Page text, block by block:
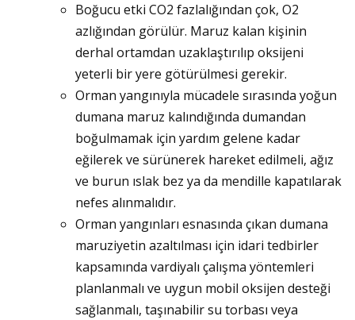
Boğucu etki CO2 fazlalığından çok, O2
azlığından görülür. Maruz kalan kişinin
derhal ortamdan uzaklaştırılıp oksijeni
yeterli bir yere götürülmesi gerekir.
Orman yangınıyla mücadele sırasında yoğun
dumana maruz kalındığında dumandan
boğulmamak için yardım gelene kadar
eğilerek ve sürünerek hareket edilmeli, ağız
ve burun ıslak bez ya da mendille kapatılarak
nefes alınmalıdır.
Orman yangınları esnasında çıkan dumana
maruziyetin azaltılması için idari tedbirler
kapsamında vardiyalı çalışma yöntemleri
planlanmalı ve uygun mobil oksijen desteği
sağlanmalı, taşınabilir su torbası veya